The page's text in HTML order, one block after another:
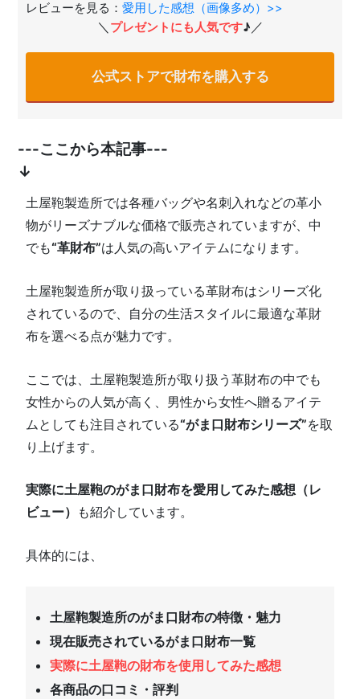
レビューを見る：愛用した感想（画像多め）>>
＼ プレゼントにも人気です♪ ／
公式ストアで財布を購入する
---ここから本記事---
↓
土屋鞄製造所では各種バッグや名刺入れなどの革小
物がリーズナブルな価格で販売されていますが、中
でも“革財布”は人気の高いアイテムになります。
土屋鞄製造所が取り扱っている革財布はシリーズ化
されているので、自分の生活スタイルに最適な革財
布を選べる点が魅力です。
ここでは、土屋鞄製造所が取り扱う革財布の中でも
女性からの人気が高く、男性から女性へ贈るアイテ
ムとしても注目されている“がま口財布シリーズ”を取
り上げます。
実際に土屋鞄のがま口財布を愛用してみた感想（レ
ビュー） も紹介しています。
具体的には、
土屋鞄製造所のがま口財布の特徴・魅力
現在販売されているがま口財布一覧
実際に土屋鞄の財布を使用してみた感想
各商品の口コミ・評判